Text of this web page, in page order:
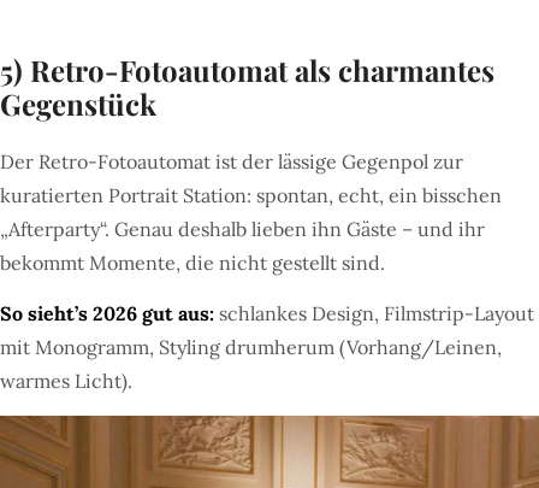
5) Retro-Fotoautomat als charmantes
Gegenstück
Der Retro-Fotoautomat ist der lässige Gegenpol zur
kuratierten Portrait Station: spontan, echt, ein bisschen
„Afterparty“. Genau deshalb lieben ihn Gäste – und ihr
bekommt Momente, die nicht gestellt sind.
So sieht’s 2026 gut aus: schlankes Design, Filmstrip-Layout
mit Monogramm, Styling drumherum (Vorhang/Leinen,
warmes Licht).